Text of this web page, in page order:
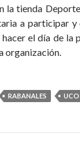
la tienda
a participar
el día de la
organización.
RABANALES UCO